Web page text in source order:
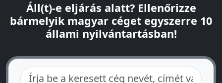
Áll(t)-e eljárás alatt? Ellenőrizze
bármelyik magyar céget egyszerre 10
állami nyilvántartásban!